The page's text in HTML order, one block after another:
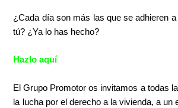
¿Cada día son más las que se adhieren
tú? ¿Ya lo has hecho?
Hazlo aquí
El Grupo Promotor os invitamos a todas
la lucha por el derecho a la vivienda, a un